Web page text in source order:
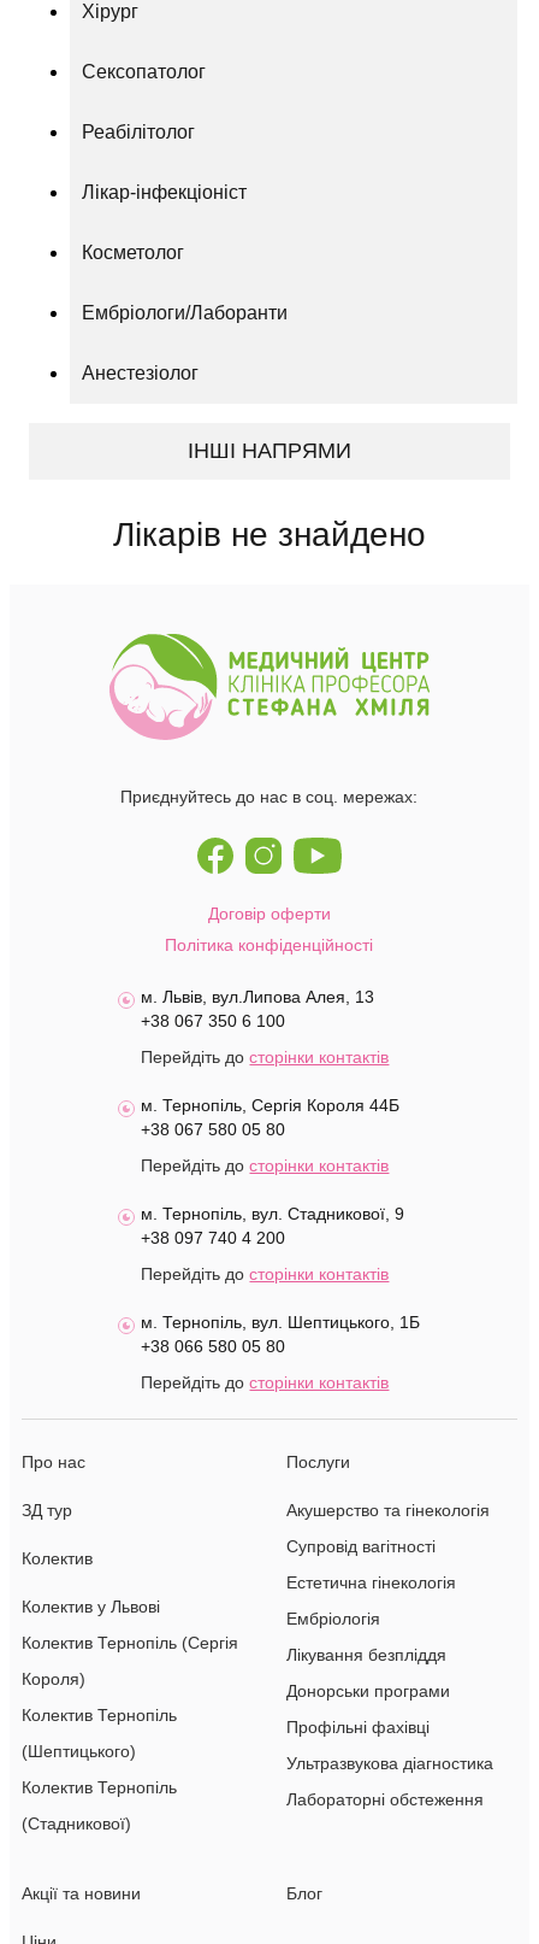
Хірург
Сексопатолог
Реабілітолог
Лікар-інфекціоніст
Косметолог
Ембріологи/Лаборанти
Анестезіолог
ІНШІ НАПРЯМИ
Лікарів не знайдено
Приєднуйтесь до нас в соц. мережах:
Договір оферти
Політика конфіденційності
Про нас
ЗД тур
Колектив
Колектив у Львові
Колектив Тернопіль (Сергія
Короля)
Колектив Тернопіль
(Шептицького)
Колектив Тернопіль
(Стадникової)
Послуги
Акушерство та гінекологія
Супровід вагітності
Естетична гінекологія
Ембріологія
Лікування безпліддя
Донорськи програми
Профільні фахівці
Ультразвукова діагностика
Лабораторні обстеження
Акції та новини Блог
м. Львів, вул.Липова Алея, 13
+38 067 350 6 100
Перейдіть досторінки контактів
м. Тернопіль, Сергія Короля 44Б
+38 067 580 05 80
Перейдіть досторінки контактів
м. Тернопіль, вул. Стадникової, 9
+38 097 740 4 200
Перейдіть досторінки контактів
м. Тернопіль, вул. Шептицького, 1Б
+38 066 580 05 80
Перейдіть досторінки контактів